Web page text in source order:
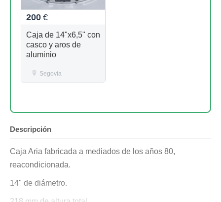
200 €
Caja de 14"x6,5" con
casco y aros de
aluminio
Segovia
Descripción
Caja Aria fabricada a mediados de los años 80,
reacondicionada.
14" de diámetro.